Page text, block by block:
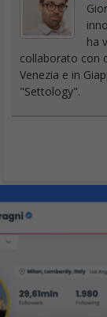
ha
collaborato con
Venezia e in
"Settology".